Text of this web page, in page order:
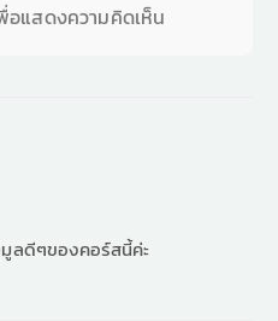
อแสดงความคิดเห็น
ลดีๆของคอร์สนี้ค่ะ